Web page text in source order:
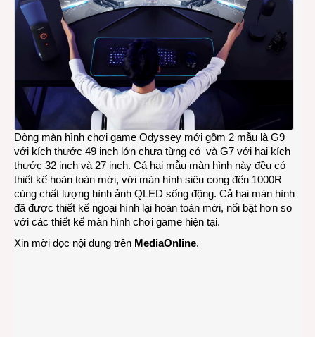
Dòng màn hình chơi game Odyssey mới gồm 2 mẫu là G9
với kích thước 49 inch lớn chưa từng có và G7 với hai kích
thước 32 inch và 27 inch. Cả hai mẫu màn hình này đều có
thiết kế hoàn toàn mới, với màn hình siêu cong đến 1000R
cùng chất lượng hình ảnh QLED sống động. Cả hai màn hình
đã được thiết kế ngoại hình lại hoàn toàn mới, nổi bật hơn so
với các thiết kế màn hình chơi game hiện tại.
Xin mời đọc nội dung trên MediaOnline.